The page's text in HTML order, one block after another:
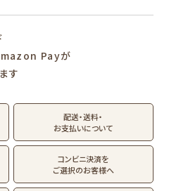
スタンプパッドの商品を見る
キャラクタ
ーズ
パーティ
ロコムギ
アルプスの少女ハイ
ジ
ーレトロ
サンリオキャラクタ
ーズ
フルーツマーケット
結々 yuiyui の商品を見る
Payが
す
配送・送料・
お支払いについて
コンビニ決済を
ご選択のお客様へ